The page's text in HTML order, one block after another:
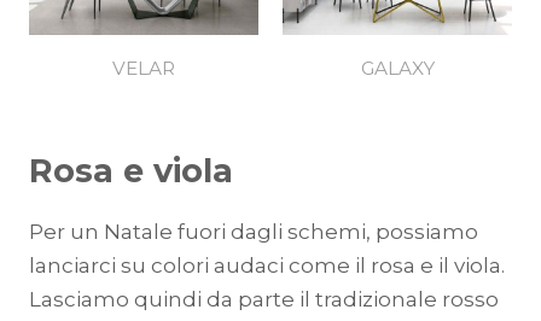
VELAR GALAXY
Rosa e viola
Per un Natale fuori dagli schemi, possiamo
lanciarci su colori audaci come il rosa e il viola.
Lasciamo quindi da parte il tradizionale rosso